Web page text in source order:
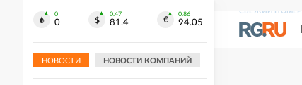
СВЕЖИЙ НОМЕР
0
0
0.47
81.4
0.86
94.05
НОВОСТИ НОВОСТИ КОМПАНИЙ
16:02
достигла критической точки